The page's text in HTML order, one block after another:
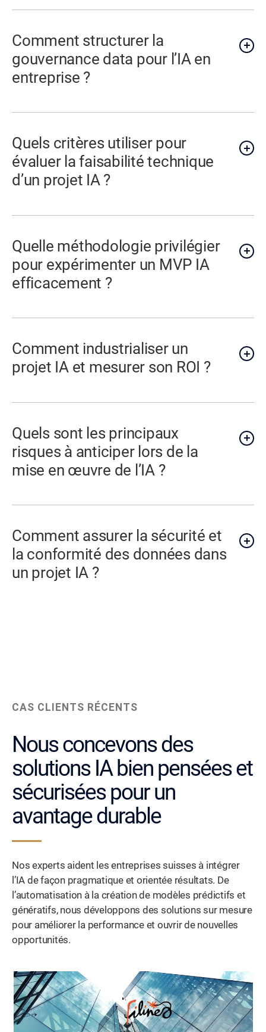
Comment structurer la
gouvernance data pour l’IA en
entreprise ?
Quels critères utiliser pour
évaluer la faisabilité technique
d’un projet IA ?
Quelle méthodologie privilégier
pour expérimenter un MVP IA
efficacement ?
Comment industrialiser un
projet IA et mesurer son ROI ?
Quels sont les principaux
risques à anticiper lors de la
mise en œuvre de l’IA ?
Comment assurer la sécurité et
la conformité des données dans
un projet IA ?
CAS CLIENTS RÉCENTS
Nous concevons des
solutions IA bien pensées et
sécurisées pour un
avantage durable
Nos experts aident les entreprises suisses à intégrer
l’IA de façon pragmatique et orientée résultats. De
l’automatisation à la création de modèles prédictifs et
génératifs, nous développons des solutions sur mesure
pour améliorer la performance et ouvrir de nouvelles
opportunités.